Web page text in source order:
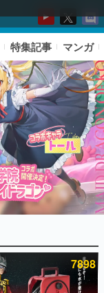
特集記事 マンガ
7898